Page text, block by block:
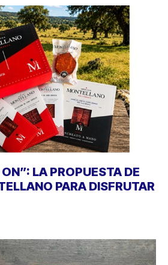
LA PROPUESTA DE
PARA DISFRUTAR